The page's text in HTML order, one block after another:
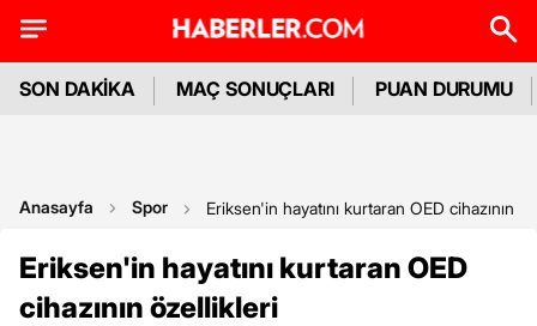
SON DAKİKA MAÇ SONUÇLARI PUAN DURUMU
Anasayfa Spor Eriksen'in hayatını kurtaran OED cihazının
Eriksen'in hayatını kurtaran OED
cihazının özellikleri